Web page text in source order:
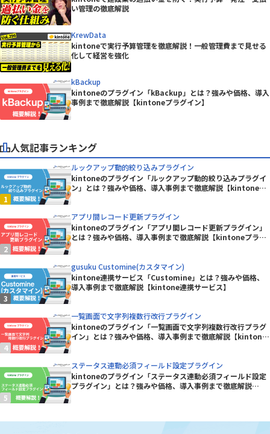
い管理の徹底解説
KrewData
kintoneで実行予算管理を徹底解説！一般管理費まで見せる
化して経営を強化
kBackup
kintoneのプラグイン「kBackup」とは？強みや価格、導入
事例まで徹底解説【kintoneプラグイン】
人気記事ランキング
ルックアップ動的絞り込みプラグイン
kintoneのプラグイン「ルックアップ動的絞り込みプラグイ
ン」とは？強みや価格、導入事例まで徹底解説【kintoneプ
アプリ間レコード更新プラグイン
kintoneのプラグイン「アプリ間レコード更新プラグイン」
とは？強みや価格、導入事例まで徹底解説【kintoneプラグ
gusuku Customine(カスタマイン)
kintone連携サービス「Customine」とは？強みや価格、
導入事例まで徹底解説【kintone連携サービス】
一覧画面で文字列複数行改行プラグイン
kintoneのプラグイン「一覧画面で文字列複数行改行プラグ
イン」とは？強みや価格、導入事例まで徹底解説【kintone
ステータス連動必須フィールド設定プラグイン
kintoneのプラグイン「ステータス連動必須フィールド設定
プラグイン」とは？強みや価格、導入事例まで徹底解説